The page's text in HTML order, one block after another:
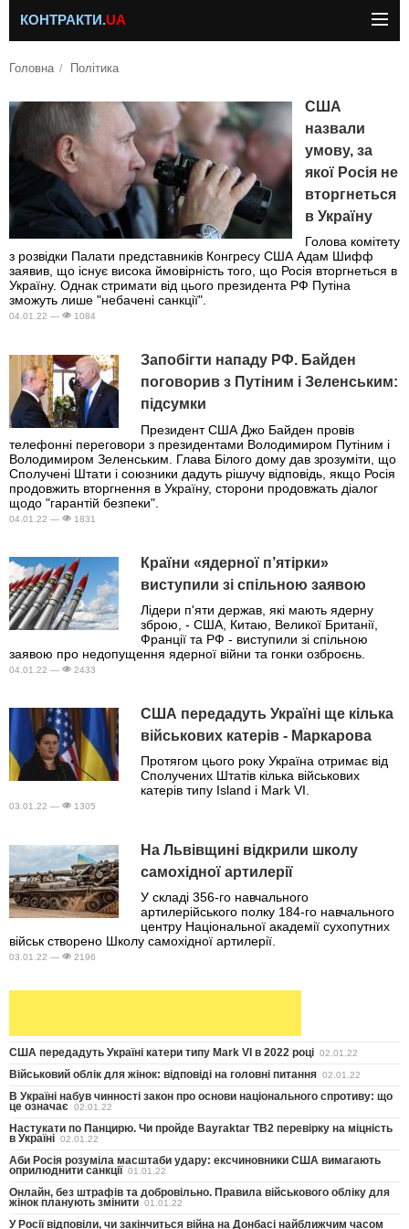
КОНТРАКТИ.UA
Головна Політика
США
назвали
умову, за
якої Росія не
вторгнеться
в Україну
Голова комітету
з розвідки Палати представників Конгресу США Адам Шифф
заявив, що існує висока ймовірність того, що Росія вторгнеться в
Україну. Однак стримати від цього президента РФ Путіна
зможуть лише "небачені санкції".
04.01.22 — 1084
Запобігти нападу РФ. Байден
поговорив з Путіним і Зеленським:
підсумки
Президент США Джо Байден провів
телефонні переговори з президентами Володимиром Путіним і
Володимиром Зеленським. Глава Білого дому дав зрозуміти, що
Сполучені Штати і союзники дадуть рішучу відповідь, якщо Росія
продовжить вторгнення в Україну, сторони продовжать діалог
щодо "гарантій безпеки".
04.01.22 — 1831
Країни «ядерної п’ятірки»
виступили зі спільною заявою
Лідери п'яти держав, які мають ядерну
зброю, - США, Китаю, Великої Британії,
Франції та РФ - виступили зі спільною
заявою про недопущення ядерної війни та гонки озброєнь.
04.01.22 — 2433
США передадуть Україні ще кілька
військових катерів - Маркарова
Протягом цього року Україна отримає від
Сполучених Штатів кілька військових
катерів типу Island і Mark VI.
03.01.22 — 1305
На Львівщині відкрили школу
самохідної артилерії
У складі 356-го навчального
артилерійського полку 184-го навчального
центру Національної академії сухопутних
військ створено Школу самохідної артилерії.
03.01.22 — 2196
США передадуть Україні катери типу Mark VI в 2022 році 02.01.22
Військовий облік для жінок: відповіді на головні питання 02.01.22
В Україні набув чинності закон про основи національного спротиву: що
це означає 02.01.22
Настукати по Панцирю. Чи пройде Bayraktar TB2 перевірку на міцність
в Україні 02.01.22
Аби Росія розуміла масштаби удару: ексчиновники США вимагають
оприлюднити санкції 01.01.22
Онлайн, без штрафів та добровільно. Правила військового обліку для
жінок планують змінити 01.01.22
У Росії відповіли, чи закінчиться війна на Донбасі найближчим часом